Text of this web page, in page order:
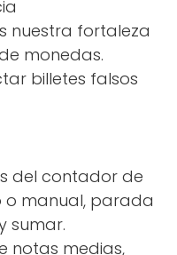
nuestra fortaleza
monedas.
billetes falsos
del contador de
o manual, parada
sumar.
notas medias,